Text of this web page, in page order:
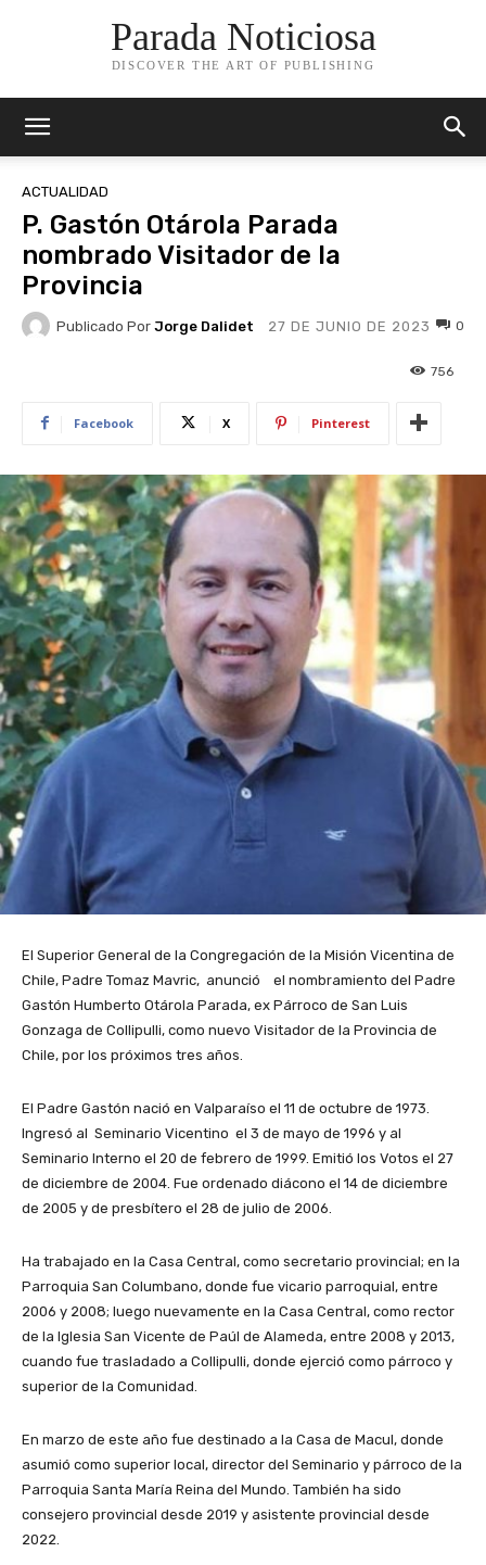
Parada Noticiosa
DISCOVER THE ART OF PUBLISHING
ACTUALIDAD
P. Gastón Otárola Parada
nombrado Visitador de la
Provincia
Publicado Por Jorge Dalidet 27 DE JUNIO DE 2023 0
756
Facebook X Pinterest
El Superior General de la Congregación de la Misión Vicentina de
Chile, Padre Tomaz Mavric, anunció el nombramiento del Padre
Gastón Humberto Otárola Parada, ex Párroco de San Luis
Gonzaga de Collipulli, como nuevo Visitador de la Provincia de
Chile, por los próximos tres años.
El Padre Gastón nació en Valparaíso el 11 de octubre de 1973.
Ingresó al Seminario Vicentino el 3 de mayo de 1996 y al
Seminario Interno el 20 de febrero de 1999. Emitió los Votos el 27
de diciembre de 2004. Fue ordenado diácono el 14 de diciembre
de 2005 y de presbítero el 28 de julio de 2006.
Ha trabajado en la Casa Central, como secretario provincial; en la
Parroquia San Columbano, donde fue vicario parroquial, entre
2006 y 2008; luego nuevamente en la Casa Central, como rector
de la Iglesia San Vicente de Paúl de Alameda, entre 2008 y 2013,
cuando fue trasladado a Collipulli, donde ejerció como párroco y
superior de la Comunidad.
En marzo de este año fue destinado a la Casa de Macul, donde
asumió como superior local, director del Seminario y párroco de la
Parroquia Santa María Reina del Mundo. También ha sido
consejero provincial desde 2019 y asistente provincial desde
2022.